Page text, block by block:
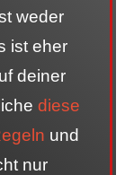
weder
ist eher
deiner
diese
und
nur